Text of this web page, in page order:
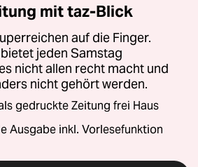
mit taz-Blick
auf die Finger.
jeden Samstag
nicht allen recht macht und
nicht gehört werden.
gedruckte Zeitung frei Haus
Ausgabe inkl. Vorlesefunktion